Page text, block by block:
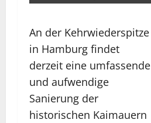
An der Kehrwiederspitze
in Hamburg findet
derzeit eine umfassende
und aufwendige
Sanierung der
historischen Kaimauern